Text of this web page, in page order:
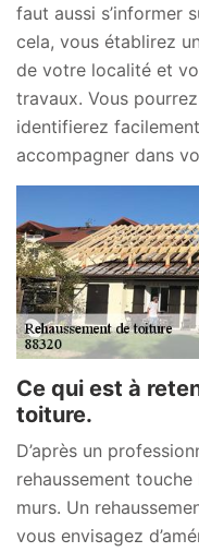
faut aussi s’informer
cela, vous établirez
de votre localité et
travaux. Vous
identifierez
accompagner dans
Ce qui est à
toiture.
D’après un
rehaussement
murs. Un
vous envisagez